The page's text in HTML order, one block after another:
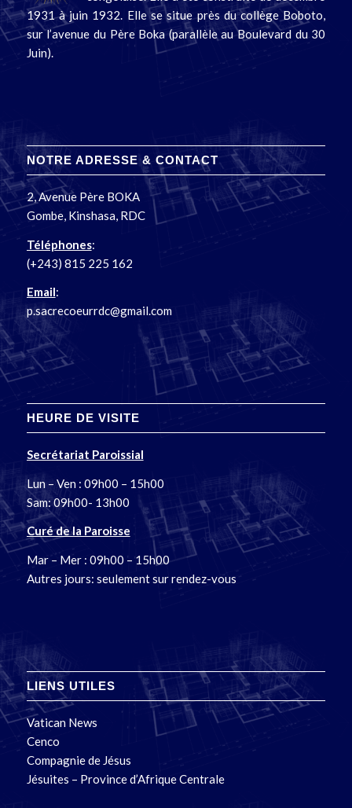
1931 à juin 1932. Elle se situe près du collège Boboto,
sur l’avenue du Père Boka (parallèle au Boulevard du 30
Juin).
NOTRE ADRESSE & CONTACT
2, Avenue Père BOKA
Gombe, Kinshasa, RDC
Téléphones:
(+243) 815 225 162
Email:
p.sacrecoeurrdc@gmail.com
HEURE DE VISITE
Secrétariat Paroissial
Lun – Ven : 09h00 – 15h00
Sam: 09h00- 13h00
Curé de la Paroisse
Mar – Mer : 09h00 – 15h00
Autres jours: seulement sur rendez-vous
LIENS UTILES
Vatican News
Cenco
Compagnie de Jésus
Jésuites – Province d’Afrique Centrale